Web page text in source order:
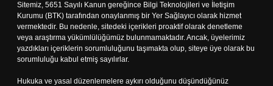
Sitemiz, 5651 Sayılı Kanun gereğince Bilgi Teknolojileri ve İletişim
Kurumu (BTK) tarafından onaylanmış bir Yer Sağlayıcı olarak hizmet
vermektedir. Bu nedenle, sitedeki içerikleri proaktif olarak denetleme
veya araştırma yükümlülüğümüz bulunmamaktadır. Ancak, üyelerimiz
yazdıkları içeriklerin sorumluluğunu taşımakta olup, siteye üye olarak bu
sorumluluğu kabul etmiş sayılırlar.
Hukuka ve yasal düzenlemelere aykırı olduğunu düşündüğünüz